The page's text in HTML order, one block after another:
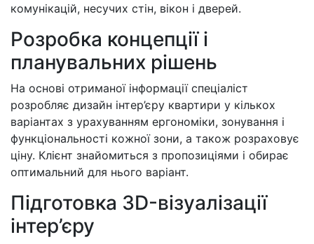
комунікацій, несучих стін, вікон і дверей.
Розробка концепції і
планувальних рішень
На основі отриманої інформації спеціаліст
розробляє дизайн інтер’єру квартири у кількох
варіантах з урахуванням ергономіки, зонування і
функціональності кожної зони, а також розраховує
ціну. Клієнт знайомиться з пропозиціями і обирає
оптимальний для нього варіант.
Підготовка 3D-візуалізації
інтер’єру